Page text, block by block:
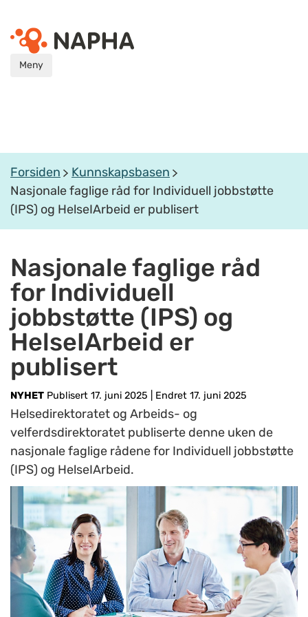
Meny
Forsiden
Kunnskapsbasen
Nasjonale faglige råd for Individuell jobbstøtte
(IPS) og HelseIArbeid er publisert
Nasjonale faglige råd
for Individuell
jobbstøtte (IPS) og
HelseIArbeid er
publisert
NYHET Publisert 17. juni 2025 Endret 17. juni 2025
Helsedirektoratet og Arbeids- og
velferdsdirektoratet publiserte denne uken de
nasjonale faglige rådene for Individuell jobbstøtte
(IPS) og HelseIArbeid.